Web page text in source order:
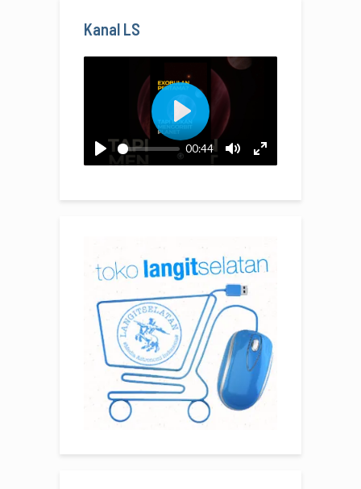
Kanal LS